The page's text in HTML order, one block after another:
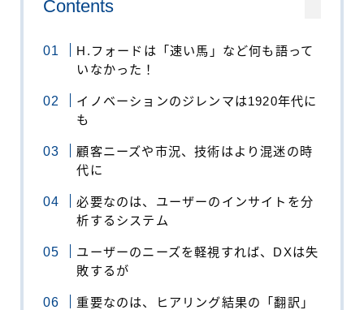
Contents
H.フォードは「速い馬」など何も語って
いなかった！
イノベーションのジレンマは1920年代に
も
顧客ニーズや市況、技術はより混迷の時
代に
必要なのは、ユーザーのインサイトを分
析するシステム
ユーザーのニーズを軽視すれば、DXは失
敗するが
重要なのは、ヒアリング結果の「翻訳」